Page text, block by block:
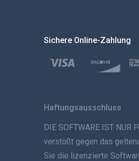
Sichere Online-Zahlung
Haftungsausschluss
DIE SOFTWARE IST NUR
verstößt gegen das
Sie die lizenzierte